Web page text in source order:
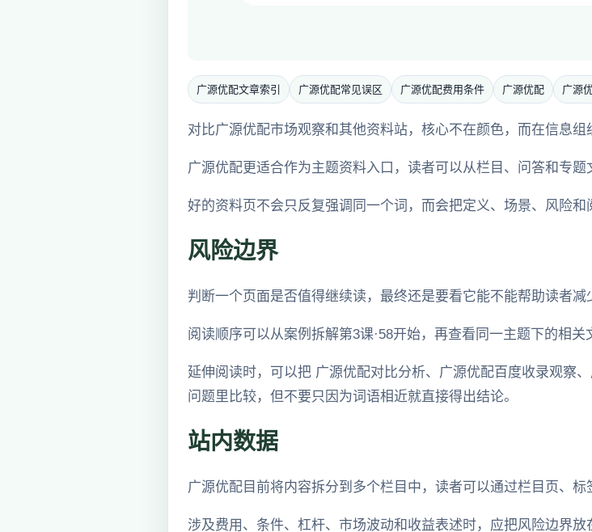
广源优配文章索引 广源优配常见误区 广源优配费用条件 广源优配 广源
对比广源优配市场观察和其他资料站，核心不在颜色，而在信息组
广源优配更适合作为主题资料入口，读者可以从栏目、问答和专题
好的资料页不会只反复强调同一个词，而会把定义、场景、风险和
风险边界
判断一个页面是否值得继续读，最终还是要看它能不能帮助读者减
阅读顺序可以从案例拆解第3课·58开始，再查看同一主题下的相关
延伸阅读时，可以把 广源优配对比分析、广源优配百度收录观察
问题里比较，但不要只因为词语相近就直接得出结论。
站内数据
广源优配目前将内容拆分到多个栏目中，读者可以通过栏目页、标
涉及费用、条件、杠杆、市场波动和收益表述时，应把风险边界放